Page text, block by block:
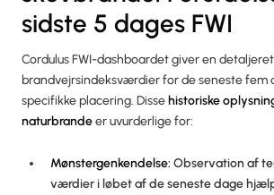
sidste 5 dages FWI
Cordulus FWI-dashboardet giver en
brandvejrsindeksværdier for de seneste fem
specifikke placering. Disse historiske
naturbrandeer uvurderlige for:
Mønstergenkendelse: Observation af
værdier i løbet af de seneste dage